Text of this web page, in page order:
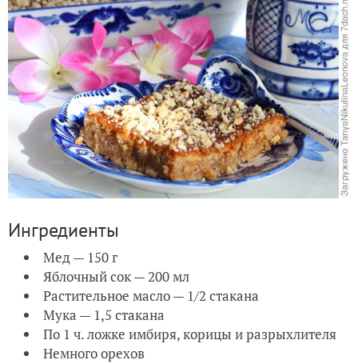
Ингредиенты
Мед — 150 г
Яблочный сок — 200 мл
Растительное масло — 1/2 стакана
Мука — 1,5 стакана
По 1 ч. ложке имбиря, корицы и разрыхлителя
Немного орехов